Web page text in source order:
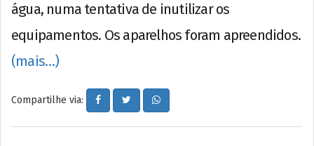
água, numa tentativa de inutilizar os
equipamentos. Os aparelhos foram apreendidos.
(mais…)
Compartilhe via: